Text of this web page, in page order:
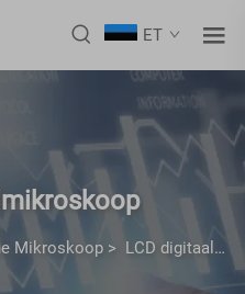
ET
Mikroskoop > LCD digitaalmikroskoop